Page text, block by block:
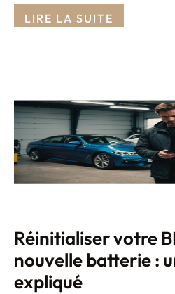
LIRE LA SUITE
Réinitialiser votre
nouvelle batterie :
expliqué